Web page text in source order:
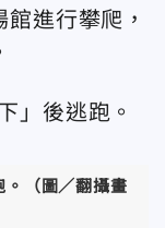
進行攀爬，
。（圖／翻攝畫